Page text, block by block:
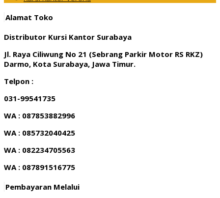
Alamat Toko
Distributor Kursi Kantor Surabaya
Jl. Raya Ciliwung No 21 (Sebrang Parkir Motor RS RKZ)
Darmo, Kota Surabaya, Jawa Timur.
Telpon :
031-99541735
WA : 087853882996
WA : 085732040425
WA : 082234705563
WA : 087891516775
Pembayaran Melalui